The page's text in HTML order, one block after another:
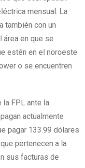
mensual. La
también con un
en que se
estén en el noroeste
o se encuentren
la FPL ante la
actualmente
pagar 133.99 dólares
pertenecen a la
sus facturas de